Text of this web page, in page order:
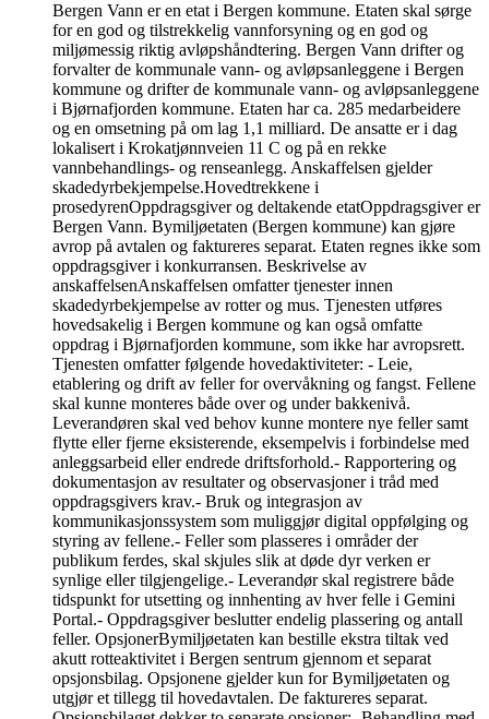
Bergen Vann er en etat i Bergen kommune. Etaten skal sørge
for en god og tilstrekkelig vannforsyning og en god og
miljømessig riktig avløpshåndtering. Bergen Vann drifter og
forvalter de kommunale vann- og avløpsanleggene i Bergen
kommune og drifter de kommunale vann- og avløpsanleggene
i Bjørnafjorden kommune. Etaten har ca. 285 medarbeidere
og en omsetning på om lag 1,1 milliard. De ansatte er i dag
lokalisert i Krokatjønnveien 11 C og på en rekke
vannbehandlings- og renseanlegg. Anskaffelsen gjelder
skadedyrbekjempelse.Hovedtrekkene i
prosedyrenOppdragsgiver og deltakende etatOppdragsgiver er
Bergen Vann. Bymiljøetaten (Bergen kommune) kan gjøre
avrop på avtalen og faktureres separat. Etaten regnes ikke som
oppdragsgiver i konkurransen. Beskrivelse av
anskaffelsenAnskaffelsen omfatter tjenester innen
skadedyrbekjempelse av rotter og mus. Tjenesten utføres
hovedsakelig i Bergen kommune og kan også omfatte
oppdrag i Bjørnafjorden kommune, som ikke har avropsrett.
Tjenesten omfatter følgende hovedaktiviteter: - Leie,
etablering og drift av feller for overvåkning og fangst. Fellene
skal kunne monteres både over og under bakkenivå.
Leverandøren skal ved behov kunne montere nye feller samt
flytte eller fjerne eksisterende, eksempelvis i forbindelse med
anleggsarbeid eller endrede driftsforhold.- Rapportering og
dokumentasjon av resultater og observasjoner i tråd med
oppdragsgivers krav.- Bruk og integrasjon av
kommunikasjonssystem som muliggjør digital oppfølging og
styring av fellene.- Feller som plasseres i områder der
publikum ferdes, skal skjules slik at døde dyr verken er
synlige eller tilgjengelige.- Leverandør skal registrere både
tidspunkt for utsetting og innhenting av hver felle i Gemini
Portal.- Oppdragsgiver beslutter endelig plassering og antall
feller. OpsjonerBymiljøetaten kan bestille ekstra tiltak ved
akutt rotteaktivitet i Bergen sentrum gjennom et separat
opsjonsbilag. Opsjonene gjelder kun for Bymiljøetaten og
utgjør et tillegg til hovedavtalen. De faktureres separat.